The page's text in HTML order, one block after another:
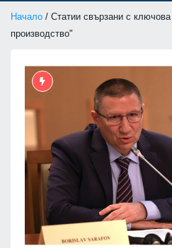
Начало / Статии свързани с
производство"